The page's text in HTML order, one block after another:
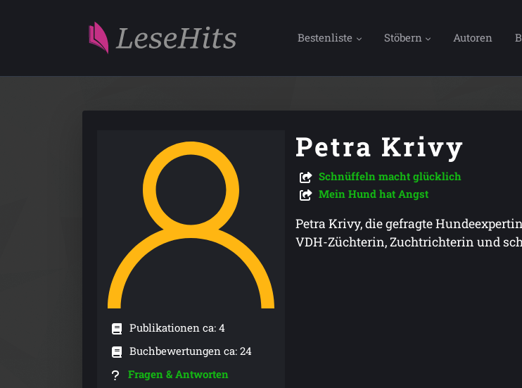
Bestenliste Stöbern Autoren
Publikationen ca: 4
Buchbewertungen ca: 24
Fragen & Antworten
Petra Krivy
Schnüffeln macht glücklich
Mein Hund hat Angst
Petra Krivy, die gefragte
VDH-Züchterin, Zuchtrichterin und